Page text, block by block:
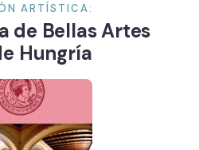
ARTÍSTICA:
de Bellas Artes
Hungría